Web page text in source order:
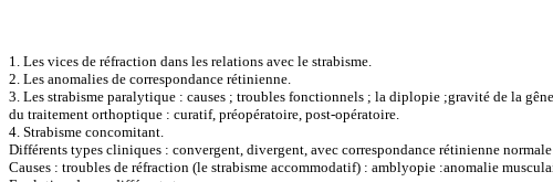
1. Les vices de réfraction dans les relations avec le strabisme.
2. Les anomalies de correspondance rétinienne.
3. Les strabisme paralytique : causes ; troubles fonctionnels ; la diplopie ;gravité de la
du traitement orthoptique : curatif, préopératoire, post-opératoire.
4. Strabisme concomitant.
Différents types cliniques : convergent, divergent, avec correspondance rétinienne
Causes : troubles de réfraction (le strabisme accommodatif) : amblyopie :anomalie